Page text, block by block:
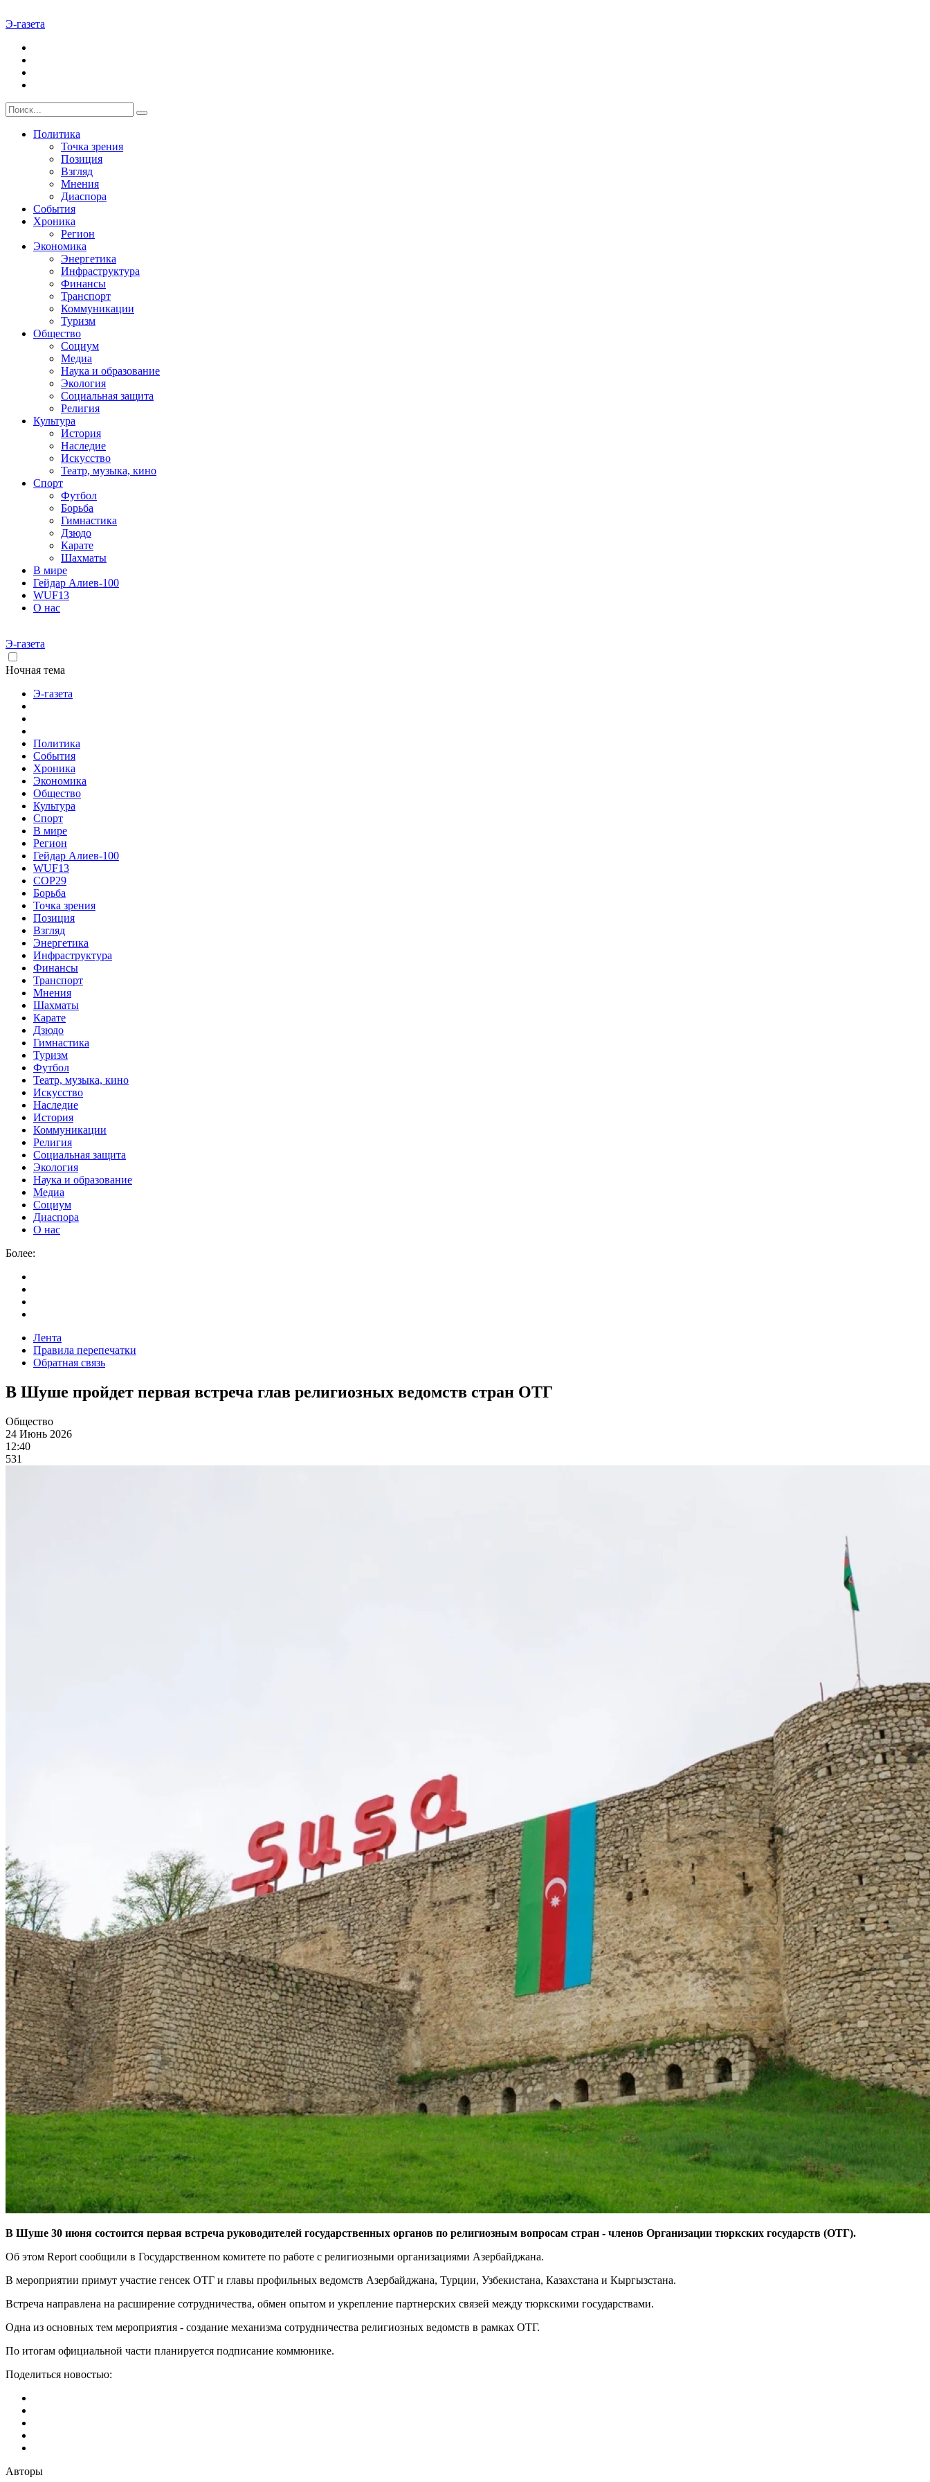
Э-газета
Политика
Точка зрения
Позиция
Взгляд
Мнения
Диаспора
События
Хроника
Регион
Экономика
Энергетика
Инфраструктура
Финансы
Транспорт
Коммуникации
Туризм
Общество
Социум
Медиа
Наука и образование
Экология
Социальная защита
Религия
Культура
История
Наследие
Искусство
Театр, музыка, кино
Спорт
Футбол
Борьба
Гимнастика
Дзюдо
Карате
Шахматы
В мире
Гейдар Алиев-100
WUF13
О нас
Э-газета
Ночная тема
Э-газета
Политика
События
Хроника
Экономика
Общество
Культура
Спорт
В мире
Регион
Гейдар Алиев-100
WUF13
COP29
Борьба
Точка зрения
Позиция
Взгляд
Энергетика
Инфраструктура
Финансы
Транспорт
Мнения
Шахматы
Карате
Дзюдо
Гимнастика
Туризм
Футбол
Театр, музыка, кино
Искусство
Наследие
История
Коммуникации
Религия
Социальная защита
Экология
Наука и образование
Медиа
Социум
Диаспора
О нас
Более:
Лента
Правила перепечатки
Обратная связь
В Шуше пройдет первая встреча глав религиозных ведомств стран ОТГ
Общество
24 Июнь 2026
12:40
531
В Шуше 30 июня состоится первая встреча руководителей государственных органов по религиозным вопросам стран - членов Организации тюркских государств (ОТГ).
Об этом Report сообщили в Государственном комитете по работе с религиозными организациями Азербайджана.
В мероприятии примут участие генсек ОТГ и главы профильных ведомств Азербайджана, Турции, Узбекистана, Казахстана и Кыргызстана.
Встреча направлена на расширение сотрудничества, обмен опытом и укрепление партнерских связей между тюркскими государствами.
Одна из основных тем мероприятия - создание механизма сотрудничества религиозных ведомств в рамках ОТГ.
По итогам официальной части планируется подписание коммюнике.
Поделиться новостью:
Авторы